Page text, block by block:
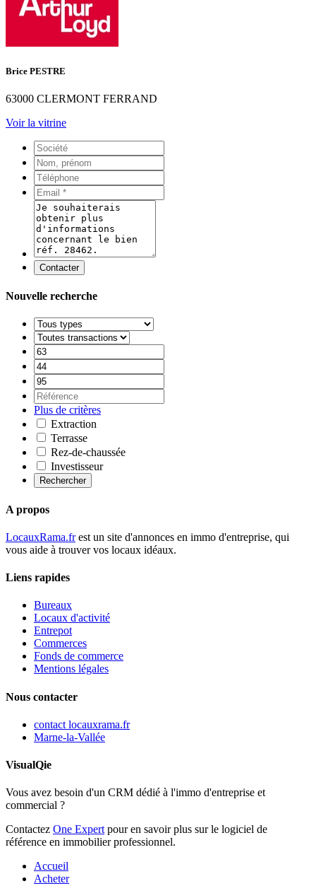
Brice PESTRE
63000 CLERMONT FERRAND
Voir la vitrine
Contacter
Nouvelle recherche
Plus de critères
Extraction
Terrasse
Rez-de-chaussée
Investisseur
Rechercher
A propos
LocauxRama.frest un site d'annonces en immo d'entreprise, qui
vous aide à trouver vos locaux idéaux.
Liens rapides
Bureaux
Locaux d'activité
Entrepot
Commerces
Fonds de commerce
Mentions légales
Nous contacter
contact locauxrama.fr
Marne-la-Vallée
VisualQie
Vous avez besoin d'un CRM dédié à l'immo d'entreprise et
commercial ?
Contactez One Expertpour en savoir plus sur le logiciel de
référence en immobilier professionnel.
Accueil
Acheter